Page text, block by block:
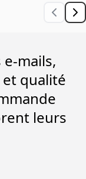
mails,
et qualité
leurs